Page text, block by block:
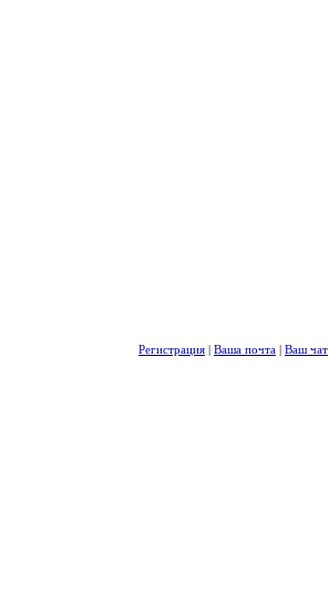
Регистрация | Ваша почта | Ваш чат